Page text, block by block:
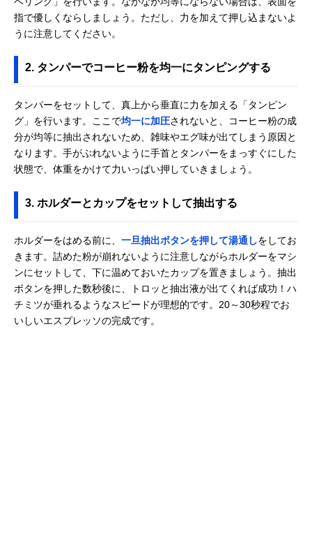
指で優しくならしましょう。ただし、力を加えて押し込まないよ
うに注意してください。
2. タンパーでコーヒー粉を均一にタンピングする
タンパーをセットして、真上から垂直に力を加える「タンピン
グ」を行います。ここで均一に加圧されないと、コーヒー粉の成
分が均等に抽出されないため、雑味やエグ味が出てしまう原因と
なります。手がぶれないように手首とタンパーをまっすぐにした
状態で、体重をかけて力いっぱい押していきましょう。
3. ホルダーとカップをセットして抽出する
ホルダーをはめる前に、 一旦抽出ボタンを押して湯通しをしてお
きます。詰めた粉が崩れないように注意しながらホルダーをマシ
ンにセットして、下に温めておいたカップを置きましょう。抽出
ボタンを押した数秒後に、トロッと抽出液が出てくれば成功！ハ
チミツが垂れるようなスピードが理想的です。20～30秒程でお
いしいエスプレッソの完成です。